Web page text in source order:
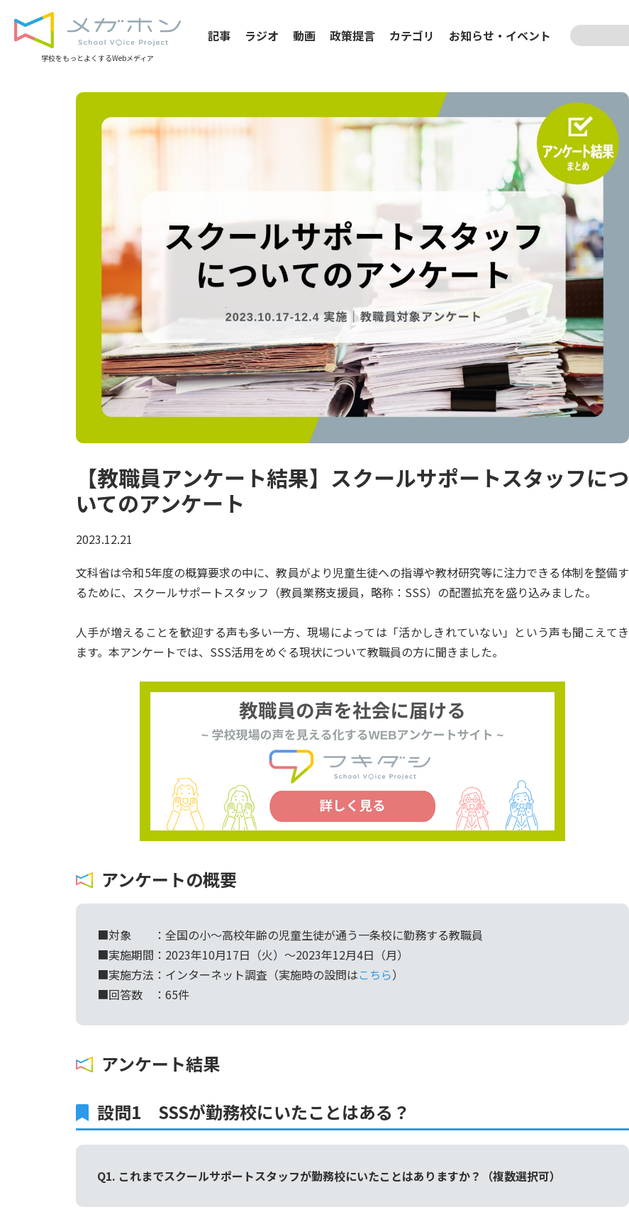
学校をもっとよくするWebメディア
記事 ラジオ 動画 政策提言 カテゴリ お知らせ ・ イベント 検索
【教職員アンケート結果】スクールサポートスタッフにつ
いてのアンケート
2023.12.21
文科省は令和5年度の概算要求の中に、教員がより児童⽣徒への指導や教材研究等に注⼒できる体制を整備す
るために、スクールサポートスタッフ（教員業務⽀援員，略称：SSS）の配置拡充を盛り込みました。
人手が増えることを歓迎する声も多い一方、現場によっては「活かしきれていない」という声も聞こえてき
ます。本アンケートでは、SSS活用をめぐる現状について教職員の方に聞きました。
アンケートの概要
■対象 ：全国の小〜高校年齢の児童生徒が通う一条校に勤務する教職員
■実施期間：2023年10月17日（火）〜2023年12月4日（月）
■実施方法：インターネット調査（実施時の設問はこちら）
■回答数 ：65件
アンケート結果
設問1 SSSが勤務校にいたことはある？
Q1. これまでスクールサポートスタッフが勤務校にいたことはありますか？（複数選択可）